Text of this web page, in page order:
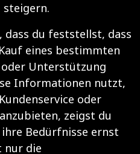
steigern.
dass du feststellst, dass
eines bestimmten
Unterstützung
Informationen nutzt,
oder
zeigst du
Bedürfnisse ernst
nur die